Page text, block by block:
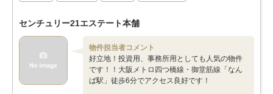
センチュリー21エステート本舗
物件担当者コメント
好立地！投資用、事務所用としても人気の物件
です！！大阪メトロ四つ橋線・御堂筋線「なん
ば駅」徒歩6分でアクセス良好です！